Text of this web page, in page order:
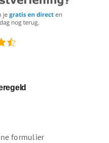
formulier